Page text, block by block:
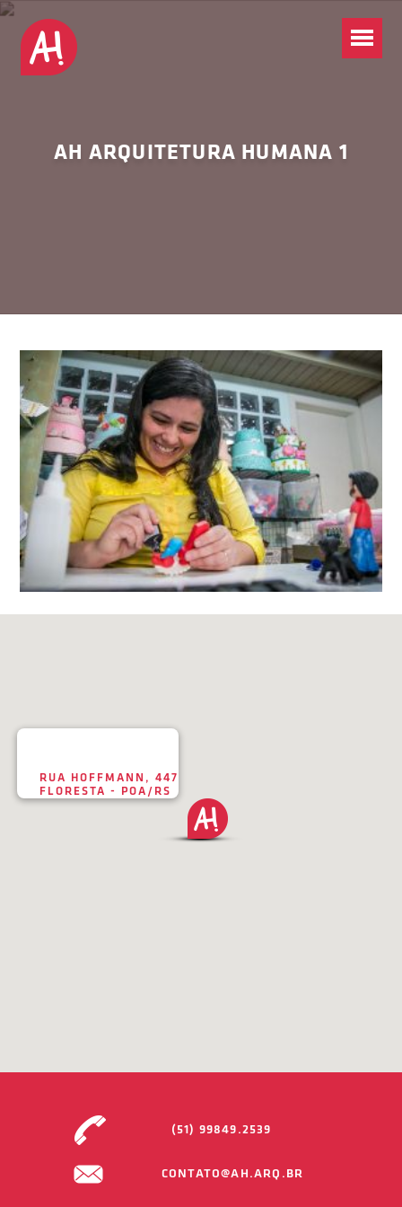
AH ARQUITETURA HUMANA 1
RUA HOFFMANN, 447
FLORESTA - POA/RS
(51) 99849.2539
CONTATO@AH.ARQ.BR